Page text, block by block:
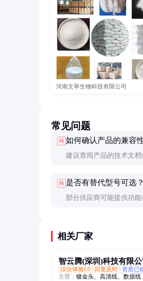
河南文举生物科技有限公司
常见问题
问 如何确认产品的兼容
建议查阅产品的技术文档
问 是否有替代型号可选？
部分供应商可能提供功能
相关厂家
智云腾(深圳)科技有限公
综合体验L0
回复及时 资质已
主营： 镀金头、高清线、数据线